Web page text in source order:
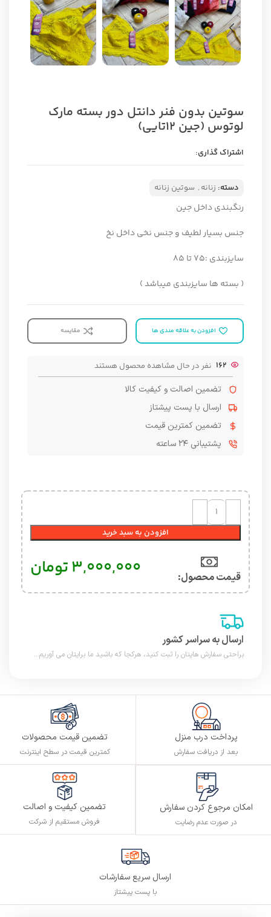
سوتین بدون فنر دانتل دور بسته مارک
لوتوس (جین ۱۲تایی)
اشتراک گذاری:
دسته: زنانه , سوتین زنانه
رنگبندی داخل جین
جنس بسیار لطیف و جنس نخی داخل نخ
سایزبندی :۷۵ تا ۸۵
( بسته ها سایزبندی میباشد )
افزودن به علاقه مندی ها مقایسه
162 نفر در حال مشاهده محصول هستند
تضمین اصالت و کیفیت کالا
ارسال با پست پیشتاز
تضمین کمترین قیمت
پشتیبانی ۲۴ ساعته
افزودن به سبد خرید
قیمت محصول:​ ۳,۰۰۰,۰۰۰تومان
ارسال به سراسر کشور
براحتی سفارش هایتان را ثبت کنید، هرکجا که باشید ما برایتان می آوریم...
پرداخت درب منزل
بعد از دریافت سفارش
تضمین قیمت محصولات
کمترین قیمت در سطح اینترنت
امکان مرجوع کردن سفارش
در صورت عدم رضایت
تضمین کیفیت و اصالت
فروش مستقیم از شرکت
ارسال سریع سفارشات
با پست پیشتاز